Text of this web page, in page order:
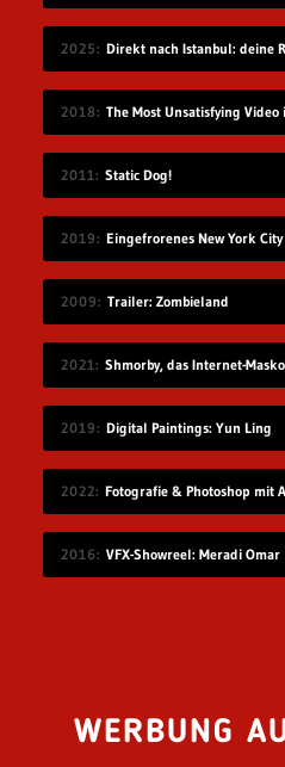
2025
2018
2011 Static Dog!
2019
2009 Trailer: Zombieland
2021 Shmorby, das Internet-
2019 Digital Paintings: Yun Ling
2022 Fotografie & Photoshop mit
2016 VFX-Showreel: Meradi Omar
WERBUNG